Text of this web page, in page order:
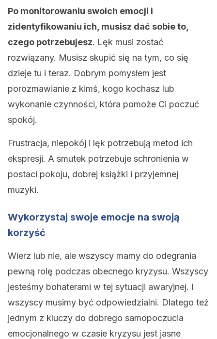
Po monitorowaniu swoich emocji i
zidentyfikowaniu ich, musisz dać sobie to,
czego potrzebujesz. Lęk musi zostać
rozwiązany. Musisz skupić się na tym, co się
dzieje tu i teraz. Dobrym pomysłem jest
porozmawianie z kimś, kogo kochasz lub
wykonanie czynności, która pomoże Ci poczuć
spokój.
Frustracja, niepokój i lęk potrzebują metod ich
ekspresji. A smutek potrzebuje schronienia w
postaci pokoju, dobrej książki i przyjemnej
muzyki.
Wykorzystaj swoje emocje na swoją
korzyść
Wierz lub nie, ale wszyscy mamy do odegrania
pewną rolę podczas obecnego kryzysu. Wszyscy
jesteśmy bohaterami w tej sytuacji awaryjnej. I
wszyscy musimy być odpowiedzialni. Dlatego też
jednym z kluczy do dobrego samopoczucia
emocjonalnego w czasie kryzysu jest jasne